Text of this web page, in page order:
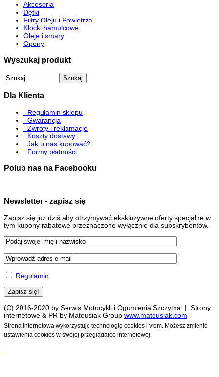
Akcesoria
Dętki
Filtry Oleju i Powietrza
Klocki hamulcowe
Oleje i smary
Opony
Wyszukaj produkt
Dla Klienta
Regulamin sklepu
Gwarancja
Zwroty i reklamacje
Koszty dostawy
Jak u nas kupować?
Formy płatności
Polub nas na Facebooku
Newsletter - zapisz się
Zapisz się już dziś aby otrzymywać ekskluzywne oferty specjalne w
tym kupony rabatowe przeznaczone wyłącznie dla subskrybentów.
Regulamin
(C) 2016-2020 by Serwis Motocykli i Ogumienia Szczytna | Strony
internetowe & PR by Mateusiak Group www.mateusiak.com
Strona internetowa wykorzystuje technologię cookies i vtem. Możesz zmienić
ustawienia cookies w swojej przeglądarce internetowej.